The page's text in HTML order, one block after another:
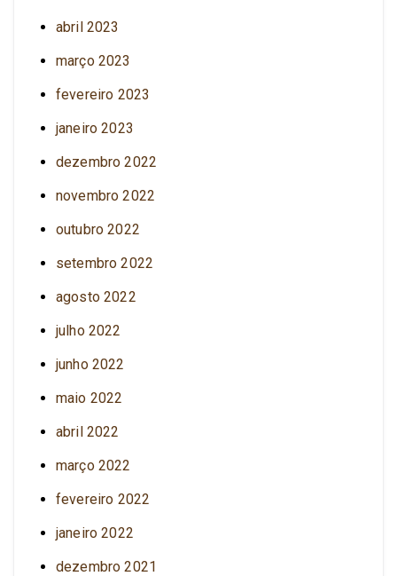
abril 2023
março 2023
fevereiro 2023
janeiro 2023
dezembro 2022
novembro 2022
outubro 2022
setembro 2022
agosto 2022
julho 2022
junho 2022
maio 2022
abril 2022
março 2022
fevereiro 2022
janeiro 2022
dezembro 2021